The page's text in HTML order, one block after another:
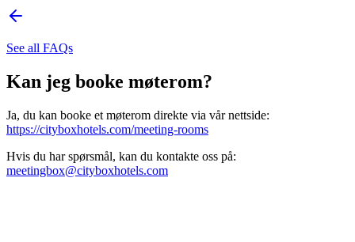
See all FAQs
Kan jeg booke møterom?
Ja, du kan booke et møterom direkte via vår nettside:
https://cityboxhotels.com/meeting-rooms
Hvis du har spørsmål, kan du kontakte oss på:
meetingbox@cityboxhotels.com